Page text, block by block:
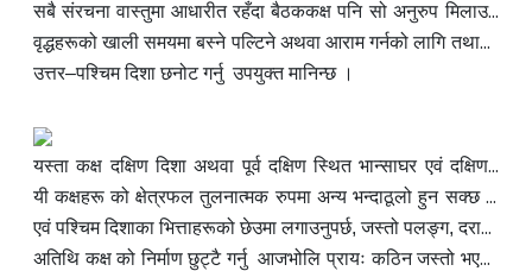
भने छैन । तरपनितपाइँको योजना अनुसारको घरमा
सबै संरचनावास्तुमा आधारीत रहँदा बैठककक्ष पनि सो अनुरुपमिलाउनु
भयो भने झन उपयुक्त हुन्छ ।कहिलेकाहीँ केहि विश्राम एवं
वृद्धहरूको खाली समयमा बस्ने पल्टिने अथवा आराम गर्नकोलागितथाघर
आएका अतिथिहरूको वासको लागिस्थानको व्यवा
उत्तर–पश्चिम दिशाछनोट गर्नु उपयुक्त मानिन्छ ।
यस्ता कक्ष दक्षिण दिशा अथवा पूर्व दक्षिण स्थित भान्साघर एवं दक्षिण–
पश्चिमको गृहस्वामीशयनकक्षको बीचमा पनि बनाउन सकिन्छ ।
यी कक्षहरूको क्षेत्रफल तुलनात्मक रुपमा अन्य भन्दाठूलोहुन सक्छ ।
बैठक कोठामा सजावटका लागि प्रयोग गरिएका सामानलाई दक्षिण दिशा
एवं पश्चिम दिशाका भित्ताहरूको छेउमा लगाउनुपर्छ, जस्तो पलङ्ग, दराज,
बुक सेल्फ आदि ।
अतिथि कक्षको निर्माण छुट्टै गर्नु आजभोलि प्रायः कठिन जस्तो भएको